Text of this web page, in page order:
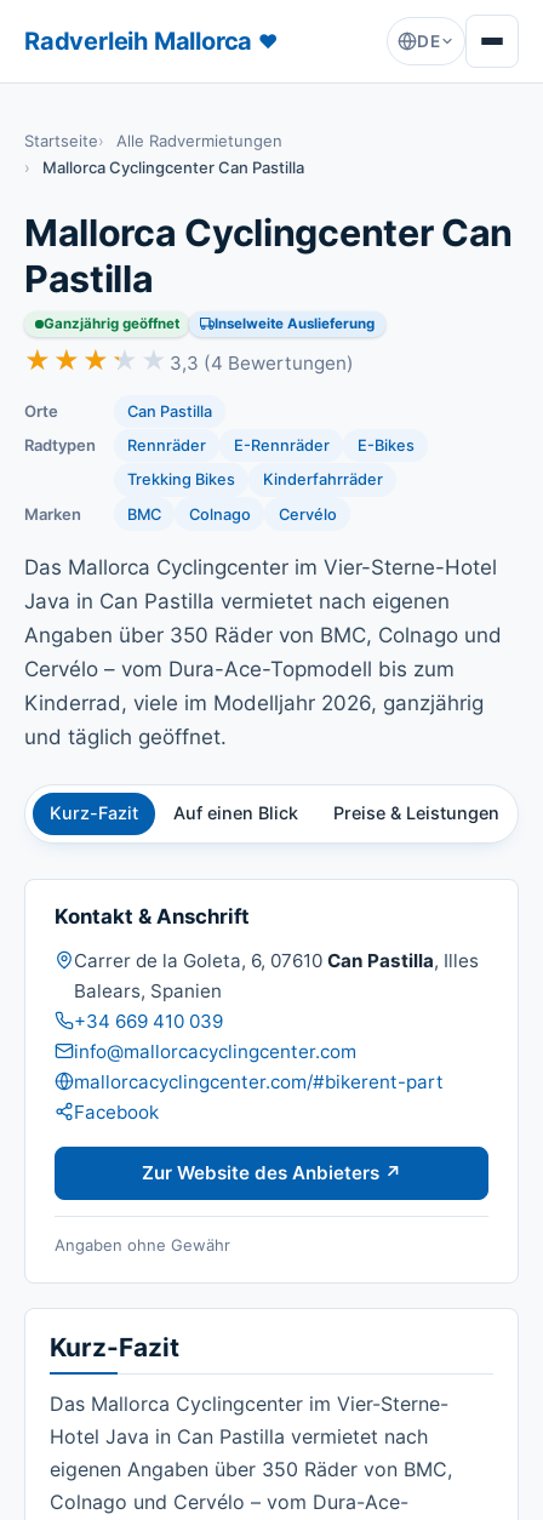
Radverleih Mallorca ♥ DE
Startseite
Alle Radvermietungen
Mallorca Cyclingcenter Can Pastilla
Mallorca Cyclingcenter Can
Pastilla
Ganzjährig geöffnet Inselweite Auslieferung
★★★★★
★★★★★ 3,3 (4 Bewertungen)
Orte Can Pastilla
Radtypen Rennräder E-Rennräder
E-Bikes
Trekking Bikes
Kinderfahrräder
Marken BMC Colnago Cervélo
Das Mallorca Cyclingcenter im Vier-Sterne-Hotel
Java in Can Pastilla vermietet nach eigenen
Angaben über 350 Räder von BMC, Colnago und
Cervélo – vom Dura-Ace-Topmodell bis zum
Kinderrad, viele im Modelljahr 2026, ganzjährig
und täglich geöffnet.
Kurz-Fazit Auf einen Blick Preise & Leistungen
Kurz-Fazit
Das Mallorca Cyclingcenter im Vier-Sterne-
Hotel Java in Can Pastilla vermietet nach
eigenen Angaben über 350 Räder von BMC,
Colnago und Cervélo – vom Dura-Ace-
Kontakt & Anschrift
Adresse:
Carrer de la Goleta, 6, 07610 Can Pastilla, Illes
Balears, Spanien
Telefon:
+34 669 410 039
E-Mail:
info@mallorcacyclingcenter.com
Website:
mallorcacyclingcenter.com/#bikerent-part
Social Media:
Facebook
Zur Website des Anbieters ↗
Angaben ohne Gewähr